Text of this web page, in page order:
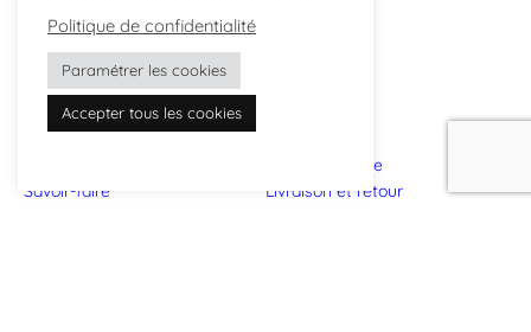
Savoir-faire
Points de vente
Livraison et retour
Politique de confidentialité
Paramétrer les cookies
Accepter tous les cookies